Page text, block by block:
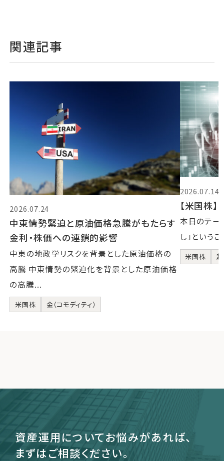
関連記事
2026.07.24
中東情勢緊迫と原油価格急騰がもたらす
金利・株価への連鎖的影響
中東の地政学リスクを背景とした原油価格の
高騰 中東情勢の緊迫化を背景とした原油価格
の高騰...
米国株 金（コモディティ）
2026.07.14
【米国株
本日のテー
し」という
米国株
資産運用についてお悩みがあれば、
まずはご相談ください。